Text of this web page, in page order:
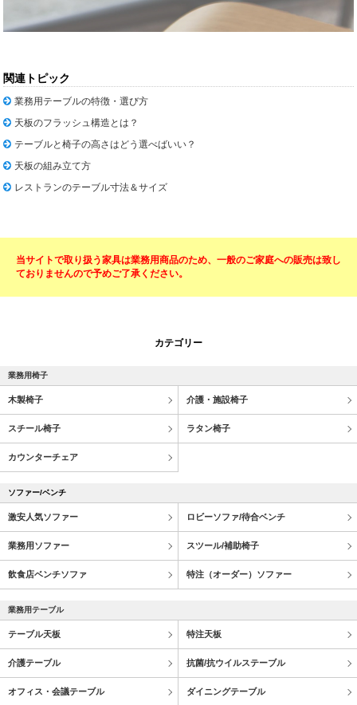
関連トピック
業務用テーブルの特徴・選び方
天板のフラッシュ構造とは？
テーブルと椅子の高さはどう選べばいい？
天板の組み立て方
レストランのテーブル寸法＆サイズ
当サイトで取り扱う家具は業務用商品のため、一般のご家庭への販売は致し
ておりませんので予めご了承ください。
カテゴリー
業務用椅子
木製椅子 介護・施設椅子
スチール椅子 ラタン椅子
カウンターチェア
ソファー/ベンチ
激安人気ソファー ロビーソファ/待合ベンチ
業務用ソファー スツール/補助椅子
飲食店ベンチソファ 特注（オーダー）ソファー
業務用テーブル
テーブル天板 特注天板
介護テーブル 抗菌/抗ウイルステーブル
オフィス・会議テーブル ダイニングテーブル